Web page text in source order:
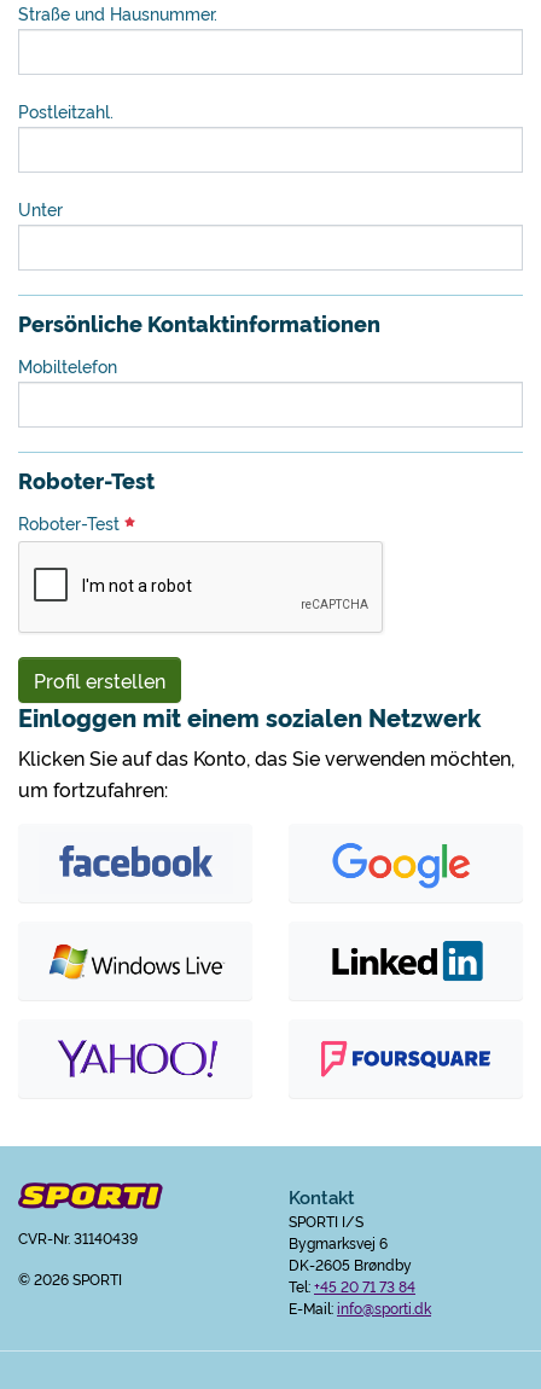
Straße und Hausnummer.
Postleitzahl.
Unter
Persönliche Kontaktinformationen
Mobiltelefon
Roboter-Test
Roboter-Test
Profil erstellen
Einloggen mit einem sozialen Netzwerk
Klicken Sie auf das Konto, das Sie verwenden möchten,
um fortzufahren:
CVR-Nr. 31140439
© 2026 SPORTI
Kontakt
SPORTI I/S
Bygmarksvej 6
DK-2605 Brøndby
Tel:+45 20 71 73 84
E-Mail:info@sporti.dk